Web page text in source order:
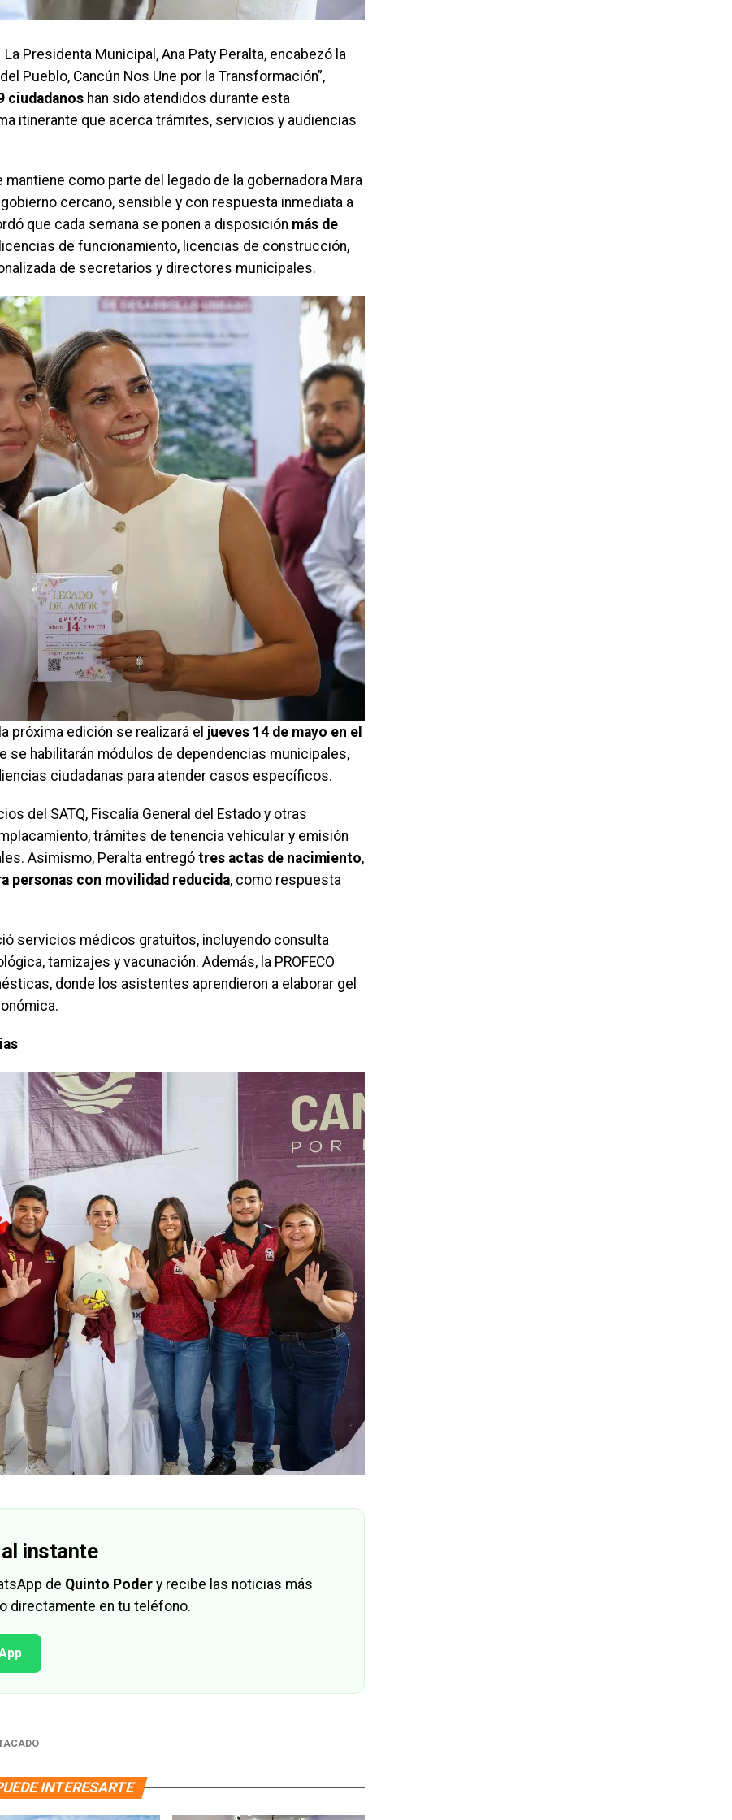
La Presidenta Municipal, Ana Paty Peralta, encabezó la
Pueblo, Cancún Nos Une por la Transformación”,
ciudadanos han sido atendidos durante esta
itinerante que acerca trámites, servicios y audiencias
como parte del legado de la gobernadora Mara
cercano, sensible y con respuesta inmediata a
que cada semana se ponen a disposición más de
de funcionamiento, licencias de construcción,
de secretarios y directores municipales.
próxima edición se realizará el jueves 14 de mayo en el
se habilitarán módulos de dependencias municipales,
ciudadanas para atender casos específicos.
del SATQ, Fiscalía General del Estado y otras
trámites de tenencia vehicular y emisión
Asimismo, Peralta entregó tres actas de nacimiento,
personas con movilidad reducida, como respuesta
servicios médicos gratuitos, incluyendo consulta
tamizajes y vacunación. Además, la PROFECO
donde los asistentes aprendieron a elaborar gel
instante
de Quinto Poder y recibe las noticias más
directamente en tu teléfono.
INTERESARTE